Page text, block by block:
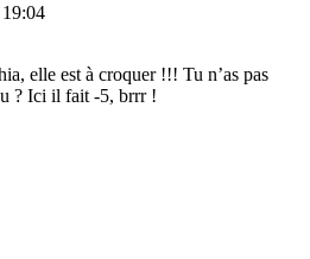
19:04
elle est à croquer !!! Tu n’as pas
? Ici il fait -5, brrr !